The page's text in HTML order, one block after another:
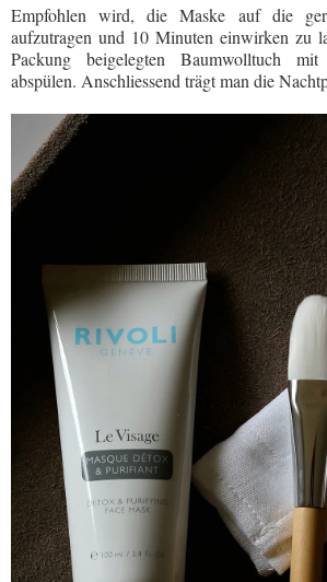
Empfohlen wird, die Maske auf die
aufzutragen und 10 Minuten einwirken zu
Packung beigelegten Baumwolltuch mit
abspülen. Anschliessend trägt man die